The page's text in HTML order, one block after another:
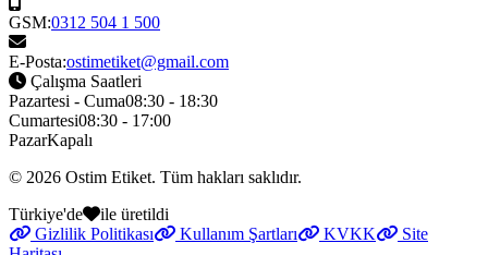
GSM:0312 504 1 500
E-Posta:ostimetiket@gmail.com
Çalışma Saatleri
Pazartesi - Cuma08:30 - 18:30
Cumartesi08:30 - 17:00
PazarKapalı
© 2026 Ostim Etiket. Tüm hakları saklıdır.
Türkiye'de
ile üretildi
Gizlilik Politikası
Kullanım Şartları KVKK
Site